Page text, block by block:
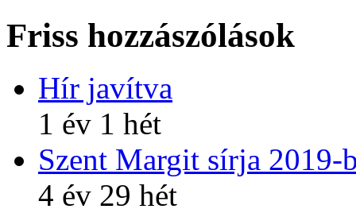
Friss hozzászólások
Hír javítva
1 év 1 hét
Szent Margit sírja 2019-
4 év 29 hét